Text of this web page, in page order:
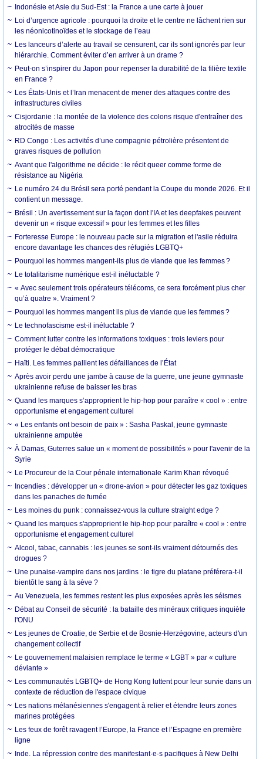
Indonésie et Asie du Sud-Est : la France a une carte à jouer
Loi d’urgence agricole : pourquoi la droite et le centre ne lâchent rien sur
les néonicotinoïdes et le stockage de l’eau
Les lanceurs d’alerte au travail se censurent, car ils sont ignorés par leur
hiérarchie. Comment éviter d’en arriver à un drame ?
Peut-on s’inspirer du Japon pour repenser la durabilité de la filière textile
en France ?
Les États-Unis et l’Iran menacent de mener des attaques contre des
infrastructures civiles
Cisjordanie : la montée de la violence des colons risque d'entraîner des
atrocités de masse
RD Congo : Les activités d’une compagnie pétrolière présentent de
graves risques de pollution
Avant que l'algorithme ne décide : le récit queer comme forme de
résistance au Nigéria
Le numéro 24 du Brésil sera porté pendant la Coupe du monde 2026. Et il
contient un message.
Brésil : Un avertissement sur la façon dont l'IA et les deepfakes peuvent
devenir un « risque excessif » pour les femmes et les filles
Forteresse Europe : le nouveau pacte sur la migration et l'asile réduira
encore davantage les chances des réfugiés LGBTQ+
Pourquoi les hommes mangent-ils plus de viande que les femmes ?
Le totalitarisme numérique est-il inéluctable ?
« Avec seulement trois opérateurs télécoms, ce sera forcément plus cher
qu’à quatre ». Vraiment ?
Pourquoi les hommes mangent ils plus de viande que les femmes ?
Le technofascisme est-il inéluctable ?
Comment lutter contre les informations toxiques : trois leviers pour
protéger le débat démocratique
Haïti. Les femmes pallient les défaillances de l’État
Après avoir perdu une jambe à cause de la guerre, une jeune gymnaste
ukrainienne refuse de baisser les bras
Quand les marques s’approprient le hip-hop pour paraître « cool » : entre
opportunisme et engagement culturel
« Les enfants ont besoin de paix » : Sasha Paskal, jeune gymnaste
ukrainienne amputée
À Damas, Guterres salue un « moment de possibilités » pour l'avenir de la
Syrie
Le Procureur de la Cour pénale internationale Karim Khan révoqué
Incendies : développer un « drone-avion » pour détecter les gaz toxiques
dans les panaches de fumée
Les moines du punk : connaissez-vous la culture straight edge ?
Quand les marques s'approprient le hip-hop pour paraître « cool » : entre
opportunisme et engagement culturel
Alcool, tabac, cannabis : les jeunes se sont-ils vraiment détournés des
drogues ?
Une punaise-vampire dans nos jardins : le tigre du platane préférera-t-il
bientôt le sang à la sève ?
Au Venezuela, les femmes restent les plus exposées après les séismes
Débat au Conseil de sécurité : la bataille des minéraux critiques inquiète
l'ONU
Les jeunes de Croatie, de Serbie et de Bosnie-Herzégovine, acteurs d'un
changement collectif
Le gouvernement malaisien remplace le terme « LGBT » par « culture
déviante »
Les communautés LGBTQ+ de Hong Kong luttent pour leur survie dans un
contexte de réduction de l'espace civique
Les nations mélanésiennes s'engagent à relier et étendre leurs zones
marines protégées
Les feux de forêt ravagent l’Europe, la France et l’Espagne en première
ligne
Inde. La répression contre des manifestant·e·s pacifiques à New Delhi